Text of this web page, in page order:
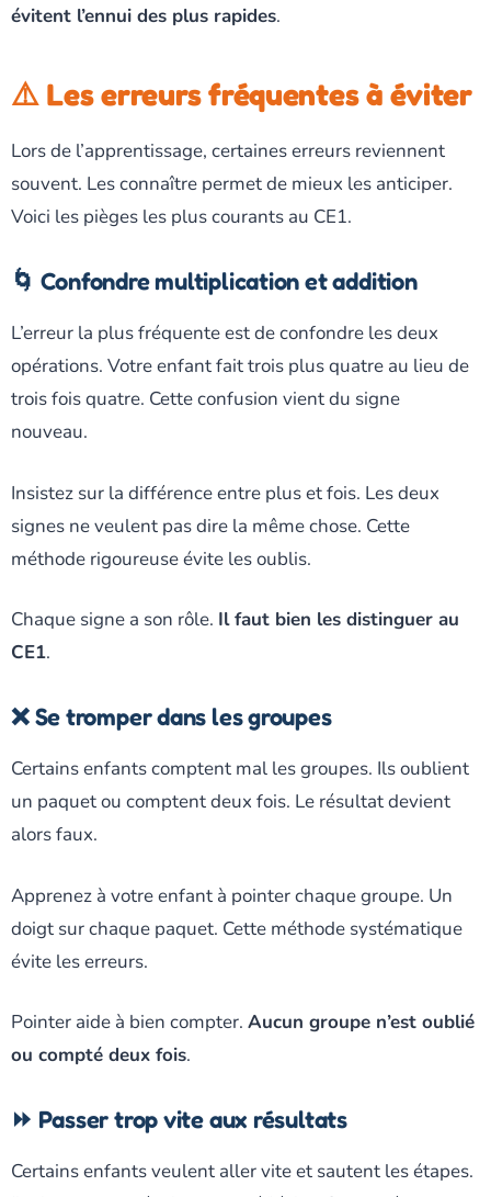
évitent l’ennui des plus rapides.
⚠️ Les erreurs fréquentes à éviter
Lors de l’apprentissage, certaines erreurs reviennent
souvent. Les connaître permet de mieux les anticiper.
Voici les pièges les plus courants au CE1.
🌀 Confondre multiplication et addition
L’erreur la plus fréquente est de confondre les deux
opérations. Votre enfant fait trois plus quatre au lieu de
trois fois quatre. Cette confusion vient du signe
nouveau.
Insistez sur la différence entre plus et fois. Les deux
signes ne veulent pas dire la même chose. Cette
méthode rigoureuse évite les oublis.
Chaque signe a son rôle. Il faut bien les distinguer au
CE1.
❌ Se tromper dans les groupes
Certains enfants comptent mal les groupes. Ils oublient
un paquet ou comptent deux fois. Le résultat devient
alors faux.
Apprenez à votre enfant à pointer chaque groupe. Un
doigt sur chaque paquet. Cette méthode systématique
évite les erreurs.
Pointer aide à bien compter. Aucun groupe n’est oublié
ou compté deux fois.
⏩ Passer trop vite aux résultats
Certains enfants veulent aller vite et sautent les étapes.